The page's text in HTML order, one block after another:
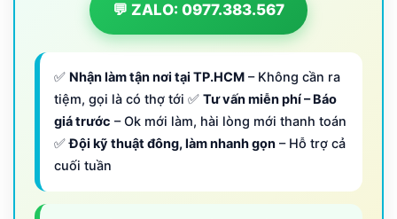
💬 ZALO: 0977.383.567
✅ Nhận làm tận nơi tại TP.HCM – Không cần ra
tiệm, gọi là có thợ tới ✅ Tư vấn miễn phí – Báo
giá trước – Ok mới làm, hài lòng mới thanh toán
✅Đội kỹ thuật đông, làm nhanh gọn – Hỗ trợ cả
cuối tuần